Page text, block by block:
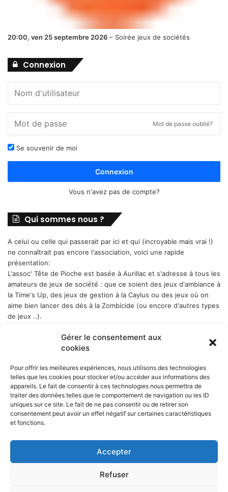
Gérer le consentement aux
cookies
Pour offrir les meilleures expériences, nous utilisons des technologies
telles que les cookies pour stocker et/ou accéder aux informations des
appareils. Le fait de consentir à ces technologies nous permettra de
traiter des données telles que le comportement de navigation ou les ID
uniques sur ce site. Le fait de ne pas consentir ou de retirer son
consentement peut avoir un effet négatif sur certaines caractéristiques
et fonctions.
Accepter
Refuser
20:00, ven 25 septembre 2026 – Soirée jeux de sociétés
Connexion
Mot de passe oublié?
Se souvenir de moi
Connexion
Vous n'avez pas de compte?
Qui sommes nous ?
A celui ou celle qui passerait par ici et qui (incroyable mais vrai !)
ne connaîtrait pas encore l'association, voici une rapide
présentation:
L'assoc' Tête de Pioche est basée à Aurillac et s'adresse à tous les
amateurs de jeux de société : que ce soient des jeux d'ambiance à
la Time's Up, des jeux de gestion à la Caylus ou des jeux où on
aime bien lancer des dés à la Zombicide (ou encore d'autres types
de jeux ..).
Les soirées-jeux sont ouvertes à tous (enfin quand même plutôt
aux adultes). Elles ont lieu chaque Week-end en alternance : 1er
samedi du mois, puis vendredi, puis samedi etc..., a Belbex (6
minuit...
La cotisation annuelle est de 10 € (mais le trésorier est indulgent
envers les curieux qui viennent une fois comme ça ...)Donc, si
cela vous dit, n'hésitez pas !